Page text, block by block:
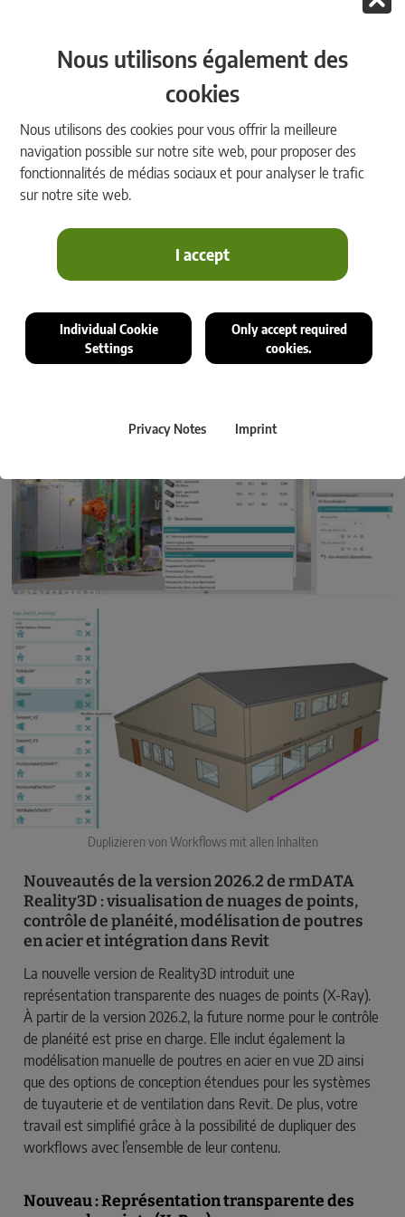
Nous utilisons également des
cookies
Nous utilisons des cookies pour vous offrir la meilleure
navigation possible sur notre site web, pour proposer des
fonctionnalités de médias sociaux et pour analyser le trafic
sur notre site web.
I accept
Individual Cookie
Settings
Only accept required
cookies.
Privacy Notes Imprint
2026.2 Release-Video rmDATA Reality3D
Duplizieren von Workflows mit allen Inhalten
Nouveautés de la version 2026.2 de rmDATA
Reality3D : visualisation de nuages de points,
contrôle de planéité, modélisation de poutres
en acier et intégration dans Revit
La nouvelle version de Reality3D introduit une
représentation transparente des nuages de points (X-Ray).
À partir de la version 2026.2, la future norme pour le contrôle
de planéité est prise en charge. Elle inclut également la
modélisation manuelle de poutres en acier en vue 2D ainsi
que des options de conception étendues pour les systèmes
de tuyauterie et de ventilation dans Revit. De plus, votre
travail est simplifié grâce à la possibilité de dupliquer des
workflows avec l’ensemble de leur contenu.
Nouveau : Représentation transparente des